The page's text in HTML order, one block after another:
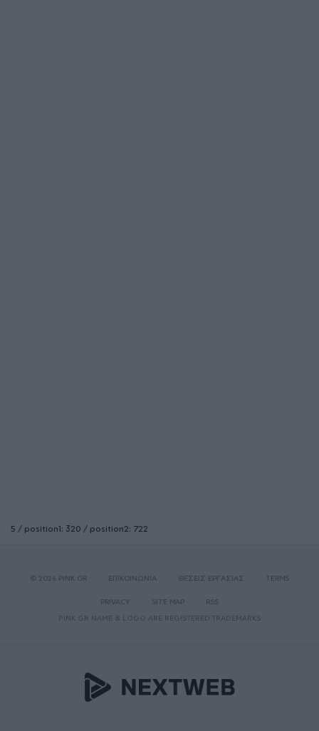
5 / position1: 320 / position2: 722
© 2026 PINK.GR ΕΠΙΚΟΙΝΩΝΙΑ ΘΕΣΕΙΣ ΕΡΓΑΣΙΑΣ TERMS
PRIVACY SITE MAP
RSS
PINK.GR NAME & LOGO ARE REGISTERED TRADEMARKS